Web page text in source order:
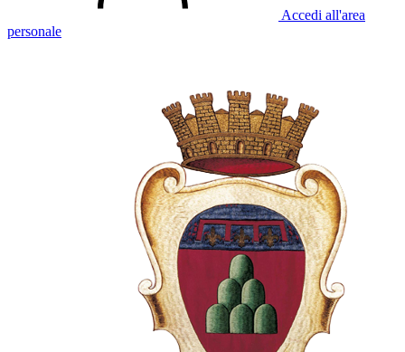
Accedi all'area
personale